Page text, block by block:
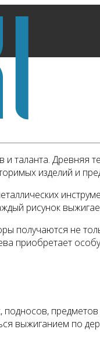
таланта. Древняя
изделий и
рисунок
получаются не
приобретает
выжиганием по